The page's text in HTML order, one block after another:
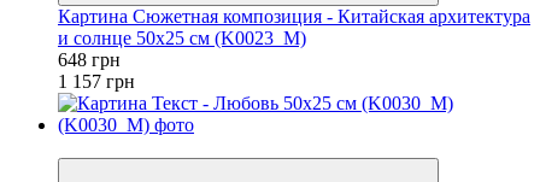
Картина Сюжетная композиция - Китайская архитектура
и солнце 50x25 см (K0023_M)
648 грн
1 157 грн